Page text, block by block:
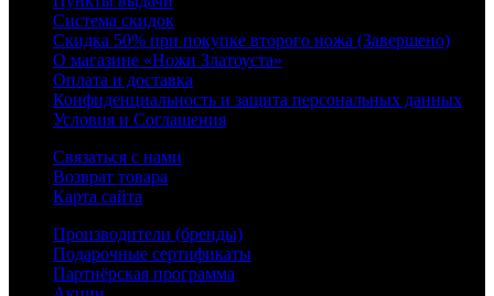
Система скидок
Скидка 50% при покупке второго ножа (Завершено)
О магазине «Ножи Златоуста»
Оплата и доставка
Конфиденциальность и защита персональных данных
Условия и Соглашения
Связаться с нами
Возврат товара
Карта сайта
Производители (бренды)
Подарочные сертификаты
Партнёрская программа